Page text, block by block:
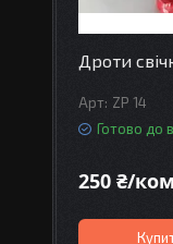
Дроти
ZP 14
Готово до
250 ₴/